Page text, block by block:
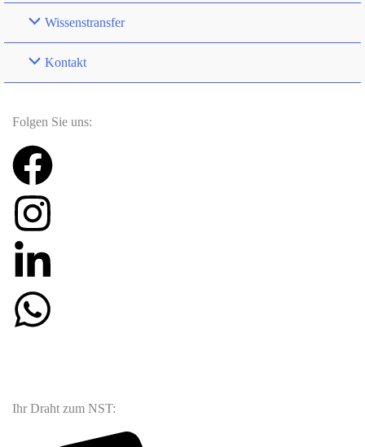
Wissenstransfer
Kontakt
Folgen Sie uns:
Ihr Draht zum NST: